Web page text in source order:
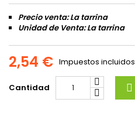
Precio venta: La tarrina
Unidad de Venta: La tarrina
2,54 € Impuestos incluidos
Cantidad 